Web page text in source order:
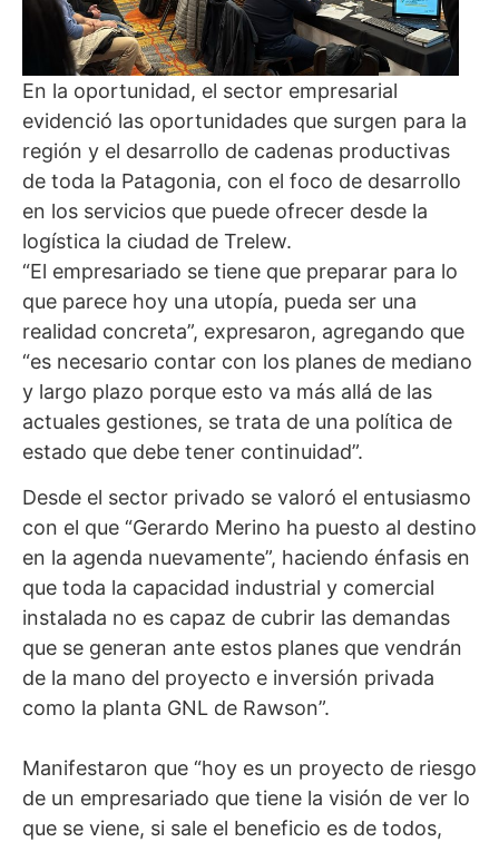
En la oportunidad, el sector empresarial
evidenció las oportunidades que surgen para la
región y el desarrollo de cadenas productivas
de toda la Patagonia, con el foco de desarrollo
en los servicios que puede ofrecer desde la
logística la ciudad de Trelew.
“El empresariado se tiene que preparar para lo
que parece hoy una utopía, pueda ser una
realidad concreta”, expresaron, agregando que
“es necesario contar con los planes de mediano
y largo plazo porque esto va más allá de las
actuales gestiones, se trata de una política de
estado que debe tener continuidad”.
Desde el sector privado se valoró el entusiasmo
con el que “Gerardo Merino ha puesto al destino
en la agenda nuevamente”, haciendo énfasis en
que toda la capacidad industrial y comercial
instalada no es capaz de cubrir las demandas
que se generan ante estos planes que vendrán
de la mano del proyecto e inversión privada
como la planta GNL de Rawson”.
Manifestaron que “hoy es un proyecto de riesgo
de un empresariado que tiene la visión de ver lo
que se viene, si sale el beneficio es de todos,